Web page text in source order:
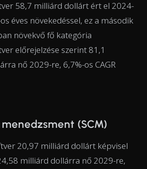
58,7 milliárd dollárt ért el 2024-
éves növekedéssel, ez a második
növekvő fő kategória
előrejelzése szerint 81,1
nő 2029-re, 6,7%-os CAGR
(SCM)
20,97 milliárd dollárt képvisel
milliárd dollárra nő 2029-re,